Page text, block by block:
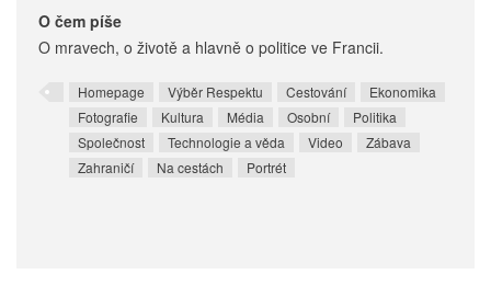
O čem píše
O mravech, o životě a hlavně o politice ve Francii.
Homepage Výběr Respektu Cestování
Ekonomika
Fotografie
Kultura Média Osobní
Politika
Společnost
Technologie a věda Video
Zábava
Zahraničí
Na cestách Portrét